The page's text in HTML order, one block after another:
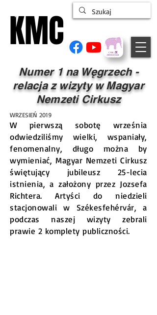
KMC
KMC
Numer 1 na Węgrzech -
relacja z wizyty w Magyar
Nemzeti Cirkusz
WRZESIEŃ 2019
W pierwszą sobotę września
odwiedziliśmy wielki, wspaniały,
fenomenalny, długo można by
wymieniać, Magyar Nemzeti Cirkusz
świętujący jubileusz 25-lecia
istnienia, a założony przez Jozsefa
Richtera. Artyści do niedzieli
stacjonowali w Székesfehérvár, a
podczas naszej wizyty zebrali
prawie 2 komplety publiczności.